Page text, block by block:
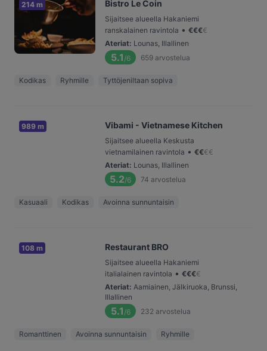
214 m Bistro Le Coin
Sijaitsee alueella Hakaniemi
ranskalainen ravintola • €€€€
Ateriat: Lounas, Illallinen
5.1 /6 659 arvostelua
Kodikas Ryhmille Tyttöjeniltaan sopiva
989 m Vibami - Vietnamese Kitchen
Sijaitsee alueella Keskusta
vietnamilainen ravintola • €€€€
Ateriat: Lounas, Illallinen
5.2/6 74 arvostelua
Kasuaali Kodikas Avoinna sunnuntaisin
108 m Restaurant BRO
Sijaitsee alueella Hakaniemi
italialainen ravintola • €€€€
Ateriat: Aamiainen, Jälkiruoka, Brunssi,
Illallinen
5.1 /6 232 arvostelua
Romanttinen Avoinna sunnuntaisin Ryhmille